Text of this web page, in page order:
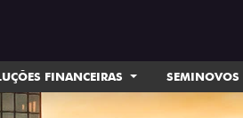
FINANCEIRAS SEMINOVOS